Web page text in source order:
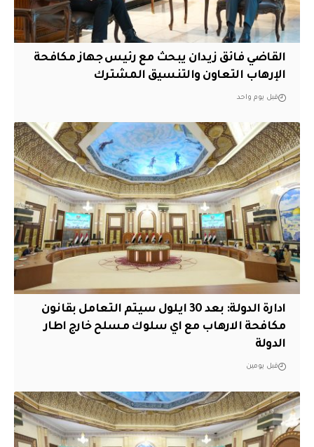
القاضي فائق زيدان يبحث مع رئيس جهاز مكافحة
الإرهاب التعاون والتنسيق المشترك
قبل يوم واحد
ادارة الدولة: بعد 30 ايلول سيتم التعامل بقانون
مكافحة الارهاب مع اي سلوك مسلح خارج اطار
الدولة
قبل يومين